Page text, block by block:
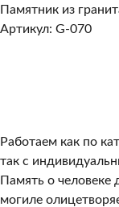
Памятник из
Артикул: G-070
Работаем как по
так с
Память о человеке
могиле